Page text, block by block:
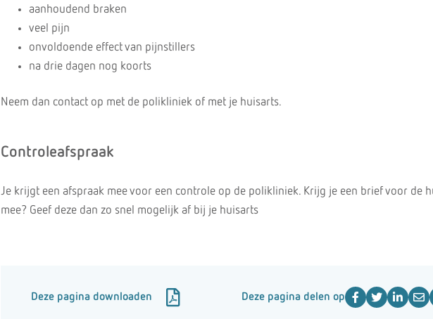
aanhoudend braken
veel pijn
onvoldoende effect van pijnstillers
na drie dagen nog koorts
Neem dan contact op met de polikliniek of met je huisarts.
Controleafspraak
Je krijgt een afspraak mee voor een controle op de polikliniek. Krijg je een brief voor de
mee? Geef deze dan zo snel mogelijk af bij je huisarts
Deze pagina downloaden Deze pagina delen op